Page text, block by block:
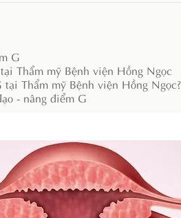
G
Thẩm mỹ Bệnh viện Hồng Ngọc
Thẩm mỹ Bệnh viện Hồng Ngọc?
- nâng điểm G